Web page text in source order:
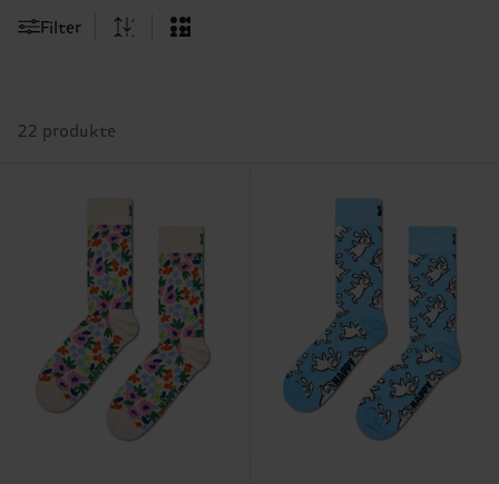
Filter
22 produkte